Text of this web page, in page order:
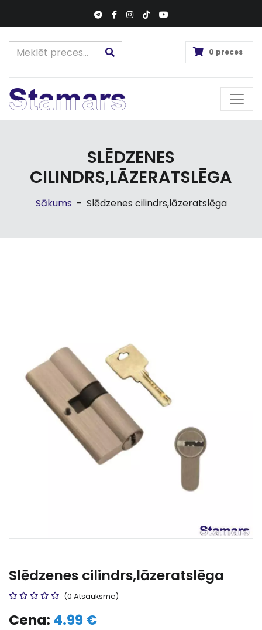
0 preces
SLĒDZENES
CILINDRS,LĀZERATSLĒGA
Sākums - Slēdzenes cilindrs,lāzeratslēga
Slēdzenes cilindrs,lāzeratslēga
(0 Atsauksme)
Cena: 4.99 €